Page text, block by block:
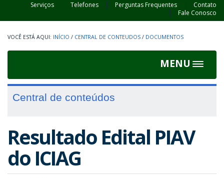
Serviços Telefones Perguntas Frequentes
Contato
Fale Conosco
INÍCIO / CENTRAL DE CONTEUDOS / DOCUMENTOS
MENU
Toggle
Central de conteúdos
Resultado Edital PIAV
do ICIAG